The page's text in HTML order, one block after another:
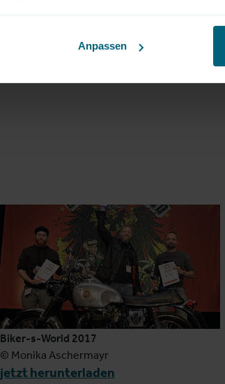
Anpassen
Biker-s-World 2017
© Monika Aschermayr
jetzt herunterladen